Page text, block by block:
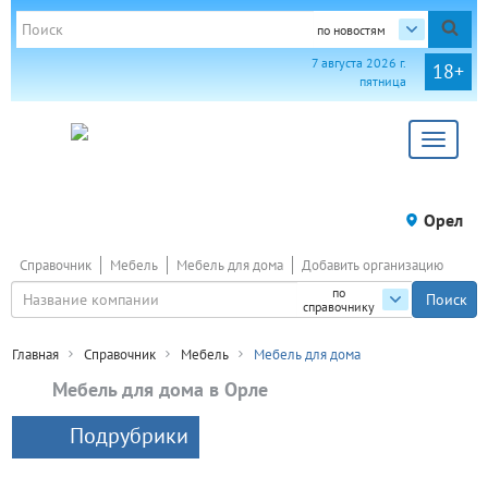
по новостям
18+
7 августа 2026 г.
пятница
Toggle
Орел
по
справочнику
Справочник Мебель Мебель для дома Добавить организацию
Главная Справочник Мебель Мебель для дома
Мебель для дома в Орле
Подрубрики